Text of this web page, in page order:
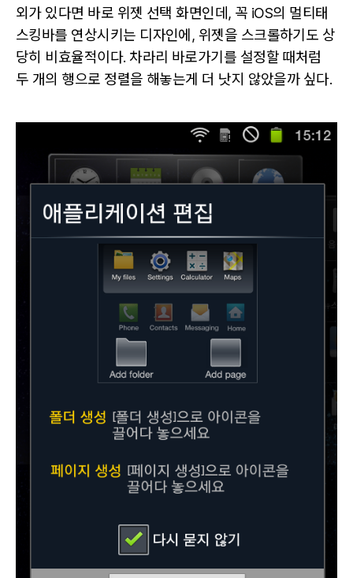
외가 있다면 바로 위젯 선택 화면인데, 꼭 iOS의 멀티태
스킹바를 연상시키는 디자인에, 위젯을 스크롤하기도 상
당히 비효율적이다. 차라리 바로가기를 설정할 때처럼
두 개의 행으로 정렬을 해놓는게 더 낫지 않았을까 싶다.